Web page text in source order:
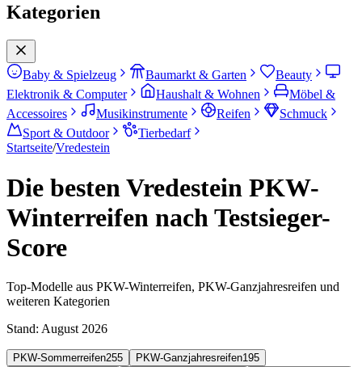
Kategorien
Baby & Spielzeug Baumarkt & Garten
Beauty
Elektronik & Computer
Haushalt & Wohnen
Möbel &
Accessoires
Musikinstrumente Reifen
Schmuck
Sport & Outdoor
Tierbedarf
Startseite/Vredestein
Die besten Vredestein PKW-
Winterreifen nach Testsieger-
Score
Top-Modelle aus PKW-Winterreifen, PKW-Ganzjahresreifen und
weiteren Kategorien
Stand: August 2026
PKW-Sommerreifen255 PKW-Ganzjahresreifen195